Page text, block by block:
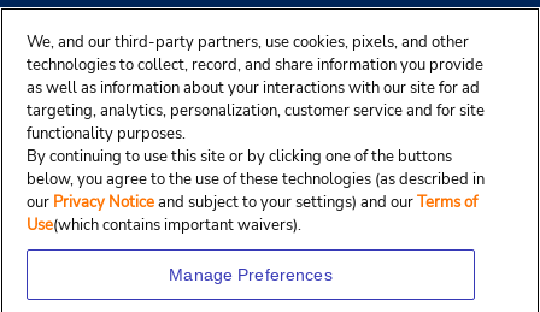
Partenaires de Budget
We, and our third-party partners, use cookies, pixels, and other
technologies to collect, record, and share information you provide
as well as information about your interactions with our site for ad
targeting, analytics, personalization, customer service and for site
functionality purposes.
By continuing to use this site or by clicking one of the buttons
below, you agree to the use of these technologies (as described in
our Privacy Noticeand subject to your settings) and ourTerms of
Use(which contains important waivers).
Manage Preferences